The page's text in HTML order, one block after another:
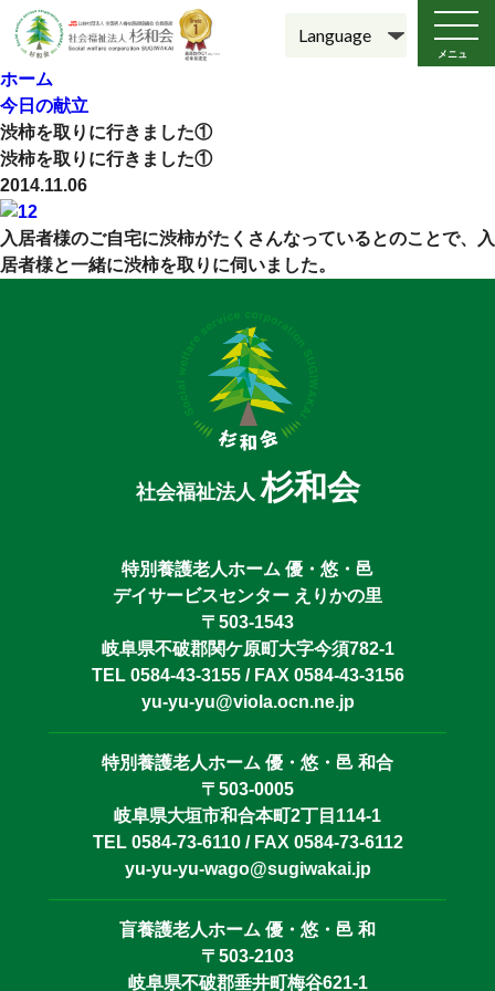
メニュ
ー
ホーム
今日の献立
渋柿を取りに行きました①
渋柿を取りに行きました①
2014.11.06
入居者様のご自宅に渋柿がたくさんなっているとのことで、入
居者様と一緒に渋柿を取りに伺いました。
社会福祉法人杉和会
特別養護老人ホーム 優・悠・邑
デイサービスセンター えりかの里
〒503-1543
岐阜県不破郡関ケ原町大字今須782-1
TEL 0584-43-3155 / FAX 0584-43-3156
yu-yu-yu@viola.ocn.ne.jp
特別養護老人ホーム 優・悠・邑 和合
〒503-0005
岐阜県大垣市和合本町2丁目114-1
TEL 0584-73-6110 / FAX 0584-73-6112
yu-yu-yu-wago@sugiwakai.jp
盲養護老人ホーム 優・悠・邑 和
〒503-2103
岐阜県不破郡垂井町梅谷621-1